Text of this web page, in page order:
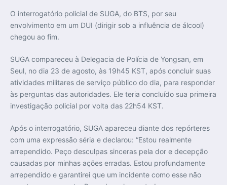
O interrogatório policial de SUGA, do BTS, por seu
envolvimento em um DUI (dirigir sob a influência de álcool)
chegou ao fim.
SUGA compareceu à Delegacia de Polícia de Yongsan, em
Seul, no dia 23 de agosto, às 19h45 KST, após concluir suas
atividades militares de serviço público do dia, para responder
às perguntas das autoridades. Ele teria concluído sua primeira
investigação policial por volta das 22h54 KST.
Após o interrogatório, SUGA apareceu diante dos repórteres
com uma expressão séria e declarou: “Estou realmente
arrependido. Peço desculpas sinceras pela dor e decepção
causadas por minhas ações erradas. Estou profundamente
arrependido e garantirei que um incidente como esse não